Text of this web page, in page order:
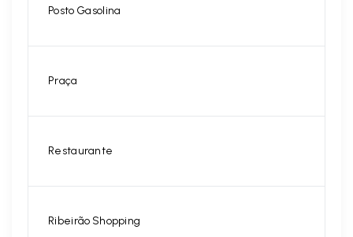
Posto Gasolina
Praça
Restaurante
Ribeirão Shopping